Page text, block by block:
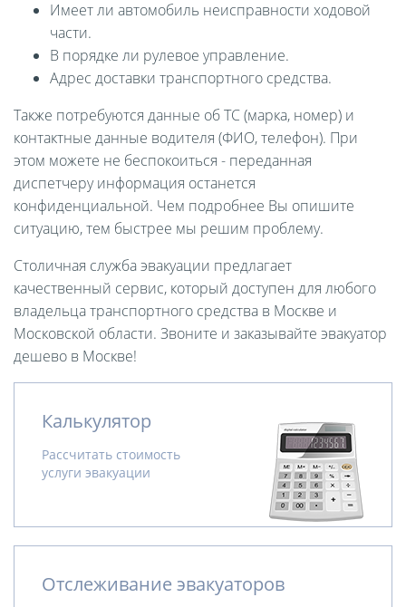
Имеет ли автомобиль неисправности ходовой
части.
В порядке ли рулевое управление.
Адрес доставки транспортного средства.
Также потребуются данные об ТС (марка, номер) и
контактные данные водителя (ФИО, телефон). При
этом можете не беспокоиться - переданная
диспетчеру информация останется
конфиденциальной. Чем подробнее Вы опишите
ситуацию, тем быстрее мы решим проблему.
Столичная служба эвакуации предлагает
качественный сервис, который доступен для любого
владельца транспортного средства в Москве и
Московской области. Звоните и заказывайте эвакуатор
дешево в Москве!
Калькулятор
Рассчитать стоимость
услуги эвакуации
Отслеживание эвакуаторов